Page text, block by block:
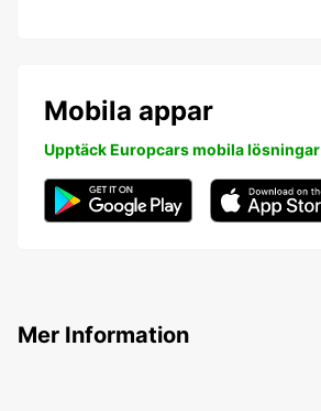
Mobila appar
Upptäck Europcars mobila lösningar
Mer Information